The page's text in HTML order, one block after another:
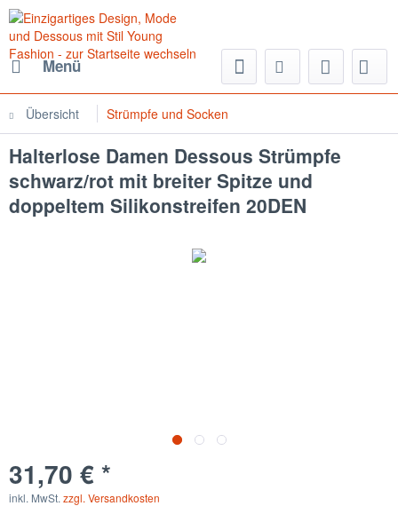
Menü
Übersicht Strümpfe und Socken
Halterlose Damen Dessous Strümpfe
schwarz/rot mit breiter Spitze und
doppeltem Silikonstreifen 20DEN
31,70 € *
inkl. MwSt. zzgl. Versandkosten